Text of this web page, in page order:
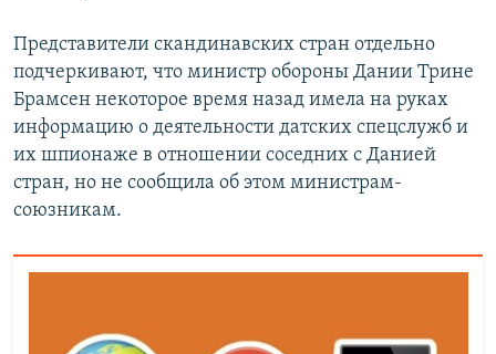
Представители скандинавских стран отдельно
подчеркивают, что министр обороны Дании Трине
Брамсен некоторое время назад имела на руках
информацию о деятельности датских спецслужб и
их шпионаже в отношении соседних с Данией
стран, но не сообщила об этом министрам-
союзникам.